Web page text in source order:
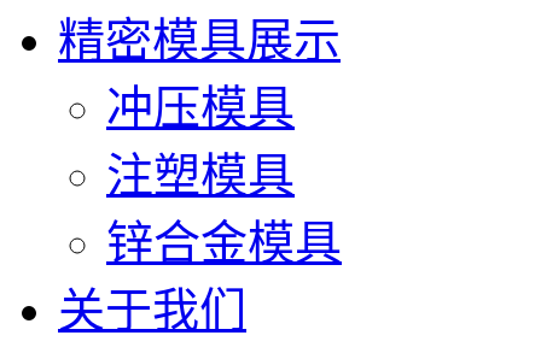
精密模具展示
冲压模具
注塑模具
锌合金模具
关于我们